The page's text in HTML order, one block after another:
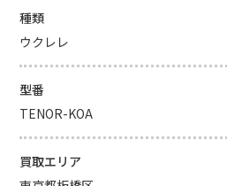
種類
ウクレレ
型番
TENOR-KOA
買取エリア